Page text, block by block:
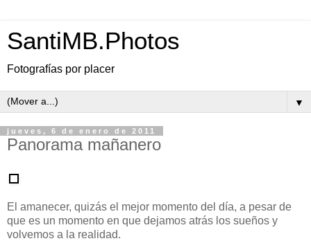
SantiMB.Photos
Fotografías por placer
▼
jueves, 6 de enero de 2011
Panorama mañanero
El amanecer, quizás el mejor momento del día, a pesar de
que es un momento en que dejamos atrás los sueños y
volvemos a la realidad.